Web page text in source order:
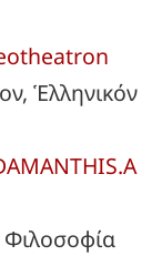
Ἑλληνικόν